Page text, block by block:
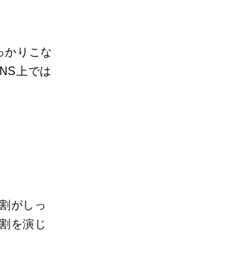
かりこな
上では
がしっ
を演じ